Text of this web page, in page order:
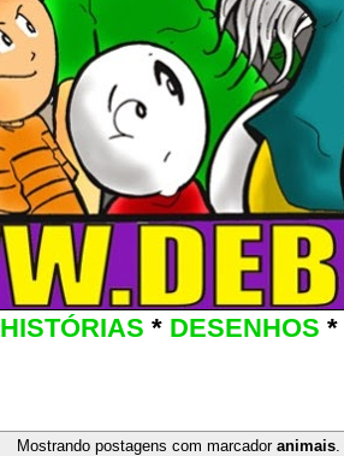
HISTÓRIAS * DESENHOS *
Mostrando postagens com marcador animais.